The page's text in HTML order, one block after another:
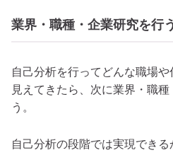
業界・職種・企業研究を行う
自己分析を行ってどんな職場
見えてきたら、次に業界・職
う。
自己分析の段階では実現できる